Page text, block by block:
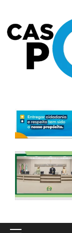
content